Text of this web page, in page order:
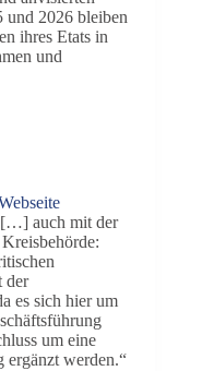
und 2026 bleiben
ihres Etats in
und
[…] auch mit der
der
es sich hier um
um eine
ergänzt werden.“